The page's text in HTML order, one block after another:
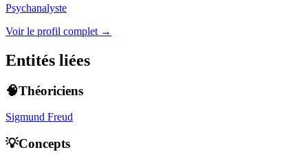
Psychanalyste
Voir le profil complet →
Entités liées
🧠Théoriciens
Sigmund Freud
💡Concepts